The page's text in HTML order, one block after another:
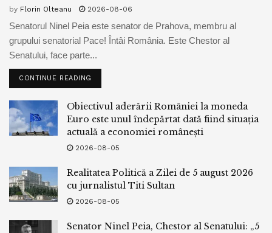
by Florin Olteanu 2026-08-06
Senatorul Ninel Peia este senator de Prahova, membru al
grupului senatorial Pace! Întâi România. Este Chestor al
Senatului, face parte...
CONTINUE READING
Obiectivul aderării României la moneda
Euro este unul îndepărtat dată fiind situația
actuală a economiei românești
2026-08-05
Realitatea Politică a Zilei de 5 august 2026
cu jurnalistul Titi Sultan
2026-08-05
Senator Ninel Peia, Chestor al Senatului: „5